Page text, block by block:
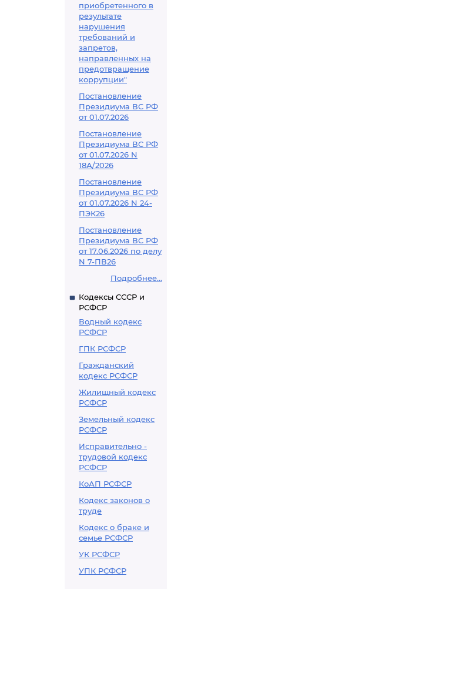
приобретенного в
результате
нарушения
требований и
запретов,
направленных на
предотвращение
коррупции"
Постановление
Президиума ВС РФ
от 01.07.2026
Постановление
Президиума ВС РФ
от 01.07.2026 N
18А/2026
Постановление
Президиума ВС РФ
от 01.07.2026 N 24-
ПЭК26
Постановление
Президиума ВС РФ
от 17.06.2026 по делу
N 7-ПВ26
Подробнее...
Кодексы СССР и
РСФСР
Водный кодекс
РСФСР
ГПК РСФСР
Гражданский
кодекс РСФСР
Жилищный кодекс
РСФСР
Земельный кодекс
РСФСР
Исправительно -
трудовой кодекс
РСФСР
КоАП РСФСР
Кодекс законов о
труде
Кодекс о браке и
семье РСФСР
УК РСФСР
УПК РСФСР